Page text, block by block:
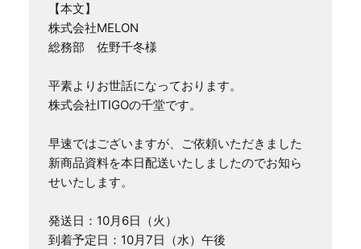
【本文】
株式会社MELON
総務部　佐野千冬様
平素よりお世話になっております。
株式会社ITIGOの千堂です。
早速ではございますが、ご依頼いただきました
新商品資料を本日配送いたしましたのでお知ら
せいたします。
発送日：10月6日（火）
到着予定日：10月7日（水）午後